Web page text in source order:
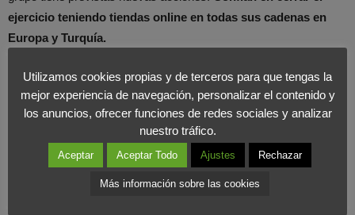
ejercicio teniendo tiendas online en todas sus cadenas en
Europa y Turquía.
Diferentes analistas están convencidos de que Inditex está en
una mejor posición que el resto de sus competidores para captar
el crecimiento en los segmentos clave. EnForomarketingnos
declaramos defensores de las estrategias llevadas a cabo por el
grupo liderado por Amancio Ortega.
Utilizamos cookies propias y de terceros para que tengas la
mejor experiencia de navegación, personalizar el contenido y
los anuncios, ofrecer funciones de redes sociales y analizar
nuestro tráfico.
Aceptar Aceptar Todo Ajustes Rechazar
Más información sobre las cookies